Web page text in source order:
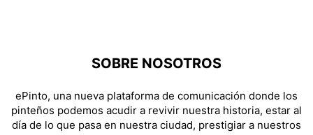
SOBRE NOSOTROS
ePinto, una nueva plataforma de comunicación donde los
pinteños podemos acudir a revivir nuestra historia, estar al
día de lo que pasa en nuestra ciudad, prestigiar a nuestros